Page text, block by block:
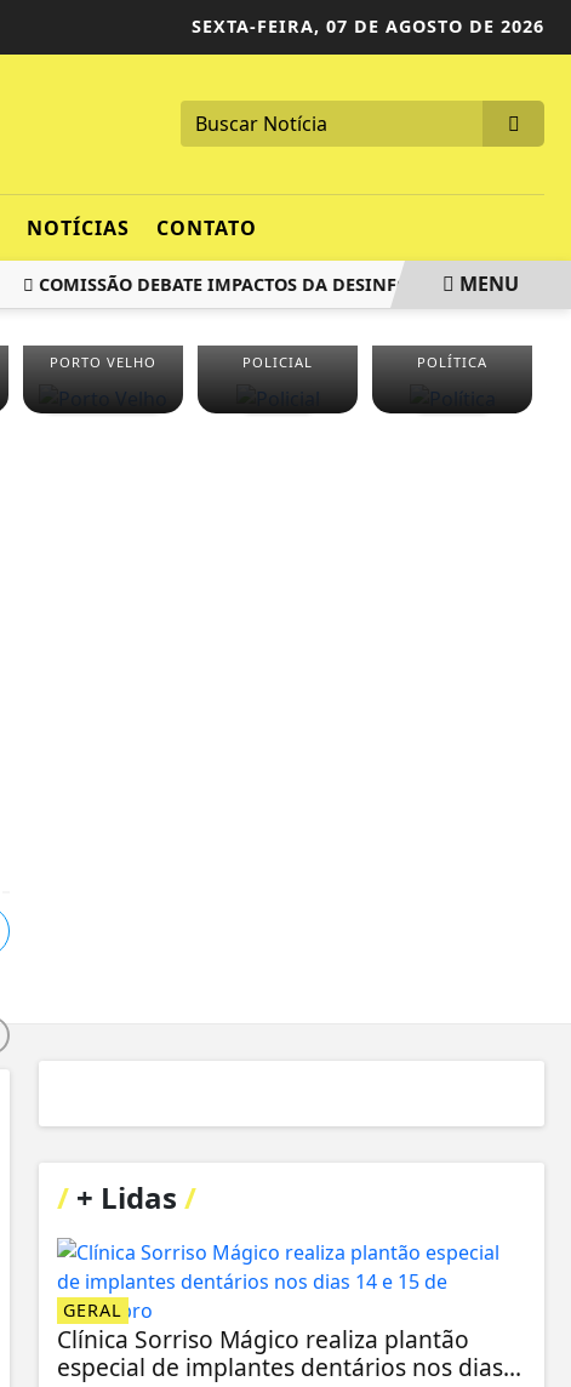
SEXTA-FEIRA, 07 DE AGOSTO DE 2026
NOTÍCIAS CONTATO
COMISSÃO DEBATE IMPACTOS DA DESINFORMAÇÃO EMMENU
PORTO VELHO POLICIAL POLÍTICA
/+ Lidas /
GERAL
Clínica Sorriso Mágico realiza plantão
especial de implantes dentários nos dias...